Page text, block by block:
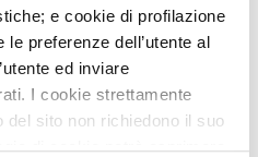
e cookie di profilazione
preferenze dell’utente al
ed inviare
I cookie strettamente
sito non richiedono il suo
di cookie potrà esprimere